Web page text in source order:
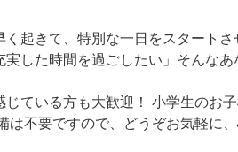
起きて、特別な一日をスタートさ
実した時間を過ごしたい」そんな
ている方も大歓迎！ 小学生のお
は不要ですので、どうぞお気軽に